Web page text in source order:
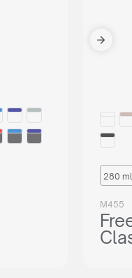
280 ml
M455